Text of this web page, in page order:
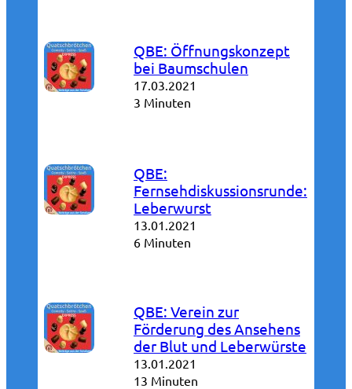
QBE: Öffnungskonzept
bei Baumschulen
17.03.2021
3 Minuten
QBE:
Fernsehdiskussionsrunde:
Leberwurst
13.01.2021
6 Minuten
QBE: Verein zur
Förderung des Ansehens
der Blut und Leberwürste
13.01.2021
13 Minuten